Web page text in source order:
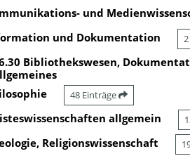
und
und Dokumentation
Bibliothekswesen,
48 Einträge
allgemein
Religionswissenschaft